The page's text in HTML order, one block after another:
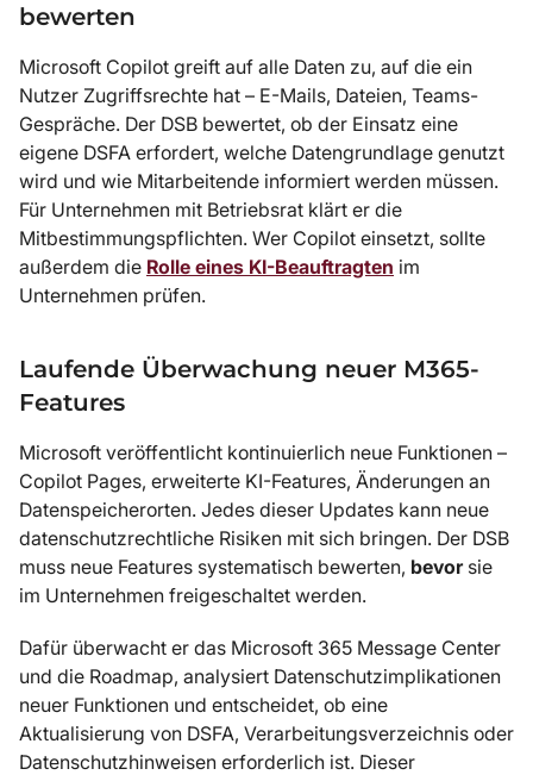
bewerten
Microsoft Copilot greift auf alle Daten zu, auf die ein
Nutzer Zugriffsrechte hat – E-Mails, Dateien, Teams-
Gespräche. Der DSB bewertet, ob der Einsatz eine
eigene DSFA erfordert, welche Datengrundlage genutzt
wird und wie Mitarbeitende informiert werden müssen.
Für Unternehmen mit Betriebsrat klärt er die
Mitbestimmungspflichten. Wer Copilot einsetzt, sollte
außerdem die Rolle eines KI-Beauftragten im
Unternehmen prüfen.
Laufende Überwachung neuer M365-
Features
Microsoft veröffentlicht kontinuierlich neue Funktionen –
Copilot Pages, erweiterte KI-Features, Änderungen an
Datenspeicherorten. Jedes dieser Updates kann neue
datenschutzrechtliche Risiken mit sich bringen. Der DSB
muss neue Features systematisch bewerten, bevorsie
im Unternehmen freigeschaltet werden.
Dafür überwacht er das Microsoft 365 Message Center
und die Roadmap, analysiert Datenschutzimplikationen
neuer Funktionen und entscheidet, ob eine
Aktualisierung von DSFA, Verarbeitungsverzeichnis oder
Datenschutzhinweisen erforderlich ist. Dieser